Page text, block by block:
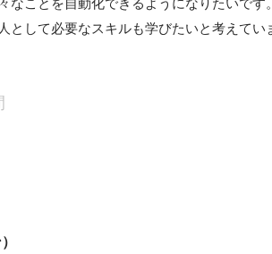
として必要なスキルも学びたいと考えてい